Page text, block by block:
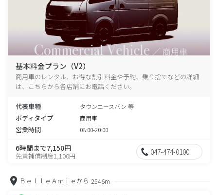
基本料金プラン（V2）
商用車のレンタル、お得な割引料金や予約、乗り捨てなどの詳細
は、こちらから各店舗にお電話ください。
代表車種 タウンエースバン 等
ボディタイプ 商用車
営業時間 08:00-20:00
6時間まで7,150円
免責補償制度1,100円 047-474-0100
ＢｅｌｌｅＡｍｉｅから 2546m